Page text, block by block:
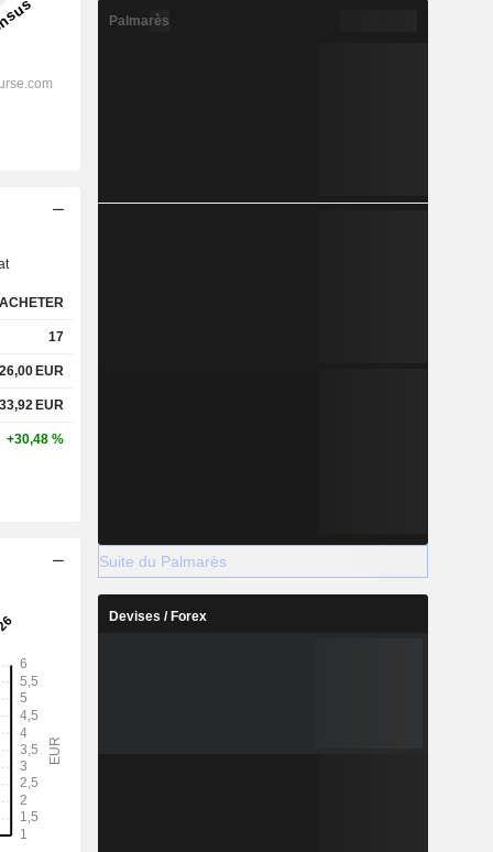
ACHETER
17
26,00EUR
33,92 EUR
+30,48 %
Palmarès
Suite du Palmarès
Devises / Forex